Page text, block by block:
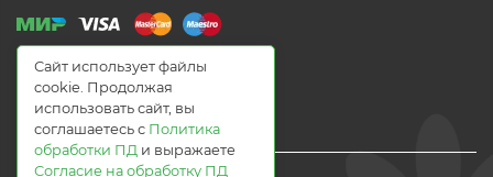
Сайт использует файлы
cookie. Продолжая
использовать сайт, вы
соглашаетесь с Политика
обработки ПД и выражаете
Согласие на обработку ПД